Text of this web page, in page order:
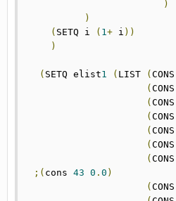
)
)
( SETQ i ( 1+ i ))
)
( SETQ elist1 ( LIST ( CONS
( CONS
( CONS
( CONS
( CONS
( CONS
( CONS
;( cons 43 0 . 0 )
( CONS